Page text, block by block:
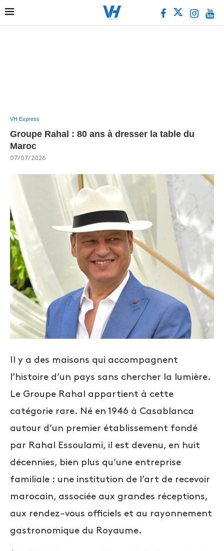
VH Express
Groupe Rahal : 80 ans à dresser la table du
Maroc
07/07/2026
Il y a des maisons qui accompagnent
l’histoire d’un pays sans chercher la lumière.
Le Groupe Rahal appartient à cette
catégorie rare. Né en 1946 à Casablanca
autour d’un premier établissement fondé
par Rahal Essoulami, il est devenu, en huit
décennies, bien plus qu’une entreprise
familiale : une institution de l’art de recevoir
marocain, associée aux grandes réceptions,
aux rendez-vous officiels et au rayonnement
gastronomique du Royaume.